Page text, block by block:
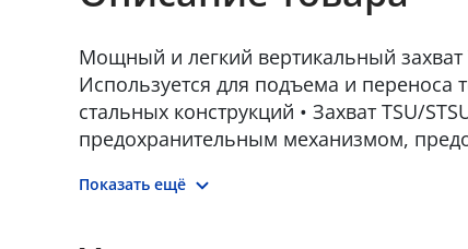
Мощный и легкий вертикальный захват
Используется для подъема и переноса
стальных конструкций • Захват TSU/
предохранительным механизмом,
закрытом, так и в открытом положении
Показать ещё